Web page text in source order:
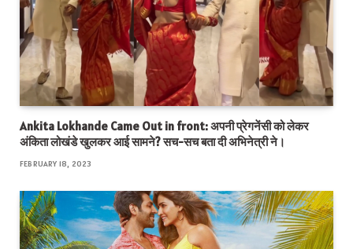
Ankita Lokhande Came Out in front: अपनी प्रेगनेंसी को लेकर
अंकिता लोखंडे खुलकर आई सामने? सच-सच बता दी अभिनेत्री ने।
FEBRUARY 18, 2023